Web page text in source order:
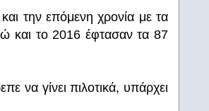
την επόμενη χρονία με τα
και το 2016 έφτασαν τα 87
γίνει πιλοτικά, υπάρχει